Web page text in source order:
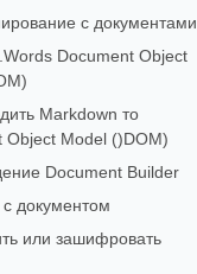
с документами
Document Object
Markdown то
Object Model ()DOM)
Document Builder
документом
или зашифровать